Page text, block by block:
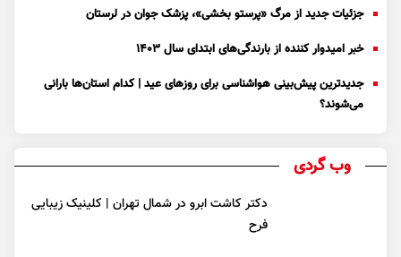
جزئیات جدید از مرگ «پرستو بخشی»، پزشک جوان در لرستان
خبر امیدوار کننده از بارندگی‌های ابتدای سال ۱۴۰۳
جدیدترین پیش‌بینی هواشناسی برای روزهای عید | کدام استان‌ها بارانی
می‌شوند؟
وب گردی
دکتر کاشت ابرو در شمال تهران | کلینیک زیبایی
فرح